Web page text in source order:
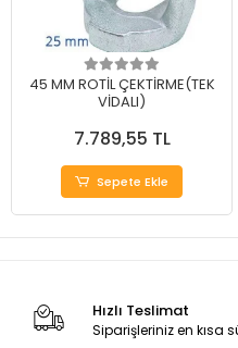
45 MM ROTİL ÇEKTİRME(TEK
VİDALI)
7.789,55 TL
Sepete Ekle
Hızlı Teslimat
Siparişleriniz en kısa